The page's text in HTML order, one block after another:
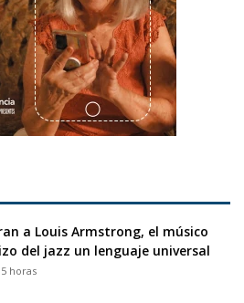
a Louis Armstrong, el músico
del jazz un lenguaje universal
horas